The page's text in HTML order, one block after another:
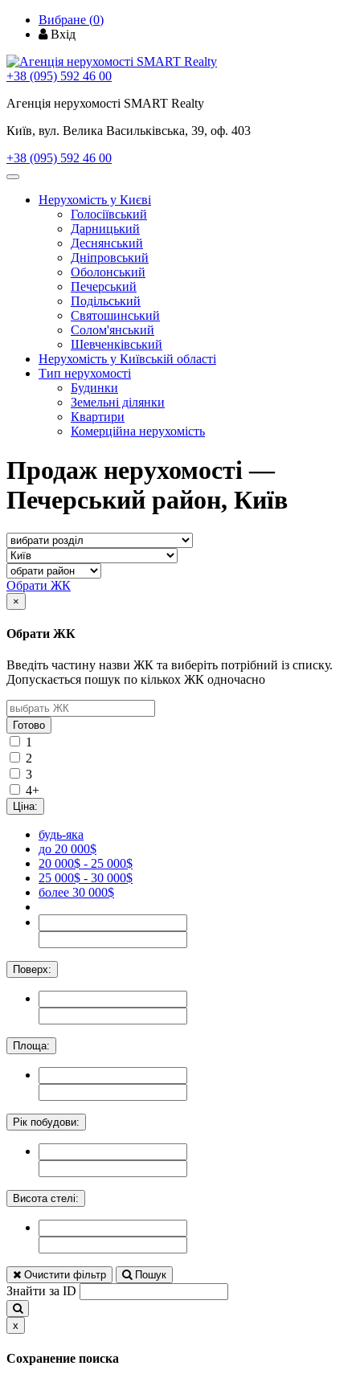
Вибране (0)
Вхід
+38 (095) 592 46 00
Агенція нерухомості SMART Realty
Київ, вул. Велика Васильківська, 39, оф. 403
+38 (095) 592 46 00
Toggle
navigationНерухомість у Києві
Голосіївський
Дарницький
Деснянський
Дніпровський
Оболонський
Печерський
Подільський
Святошинський
Солом'янський
Шевченківський
Нерухомість у Київській області
Тип нерухомості
Будинки
Земельні ділянки
Квартири
Комерційна нерухомість
Продаж нерухомості —
Печерський район, Київ
Обрати ЖК
×
Обрати ЖК
Введіть частину назви ЖК та виберіть потрібний із списку.
Допускається пошук по кількох ЖК одночасно
Готово
1
2
3
4+
Ціна:
будь-яка
до 20 000$
20 000$ - 25 000$
25 000$ - 30 000$
более 30 000$
Поверх:
Площа:
Рік побудови:
Висота стелі:
Очистити фільтр Пошук
Знайти за ID
x
Сохранение поиска